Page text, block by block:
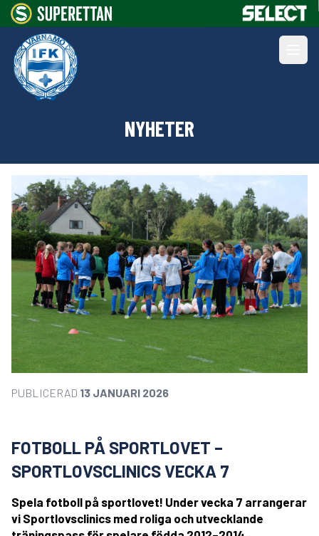
NYHETER
PUBLICERAD 13 JANUARI 2026
FOTBOLL PÅ SPORTLOVET –
SPORTLOVSCLINICS VECKA 7
Spela fotboll på sportlovet! Under vecka 7 arrangerar
vi Sportlovsclinics med roliga och utvecklande